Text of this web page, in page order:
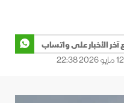
آخر الأخبار على واتساب
12 مايو 2026 22:38